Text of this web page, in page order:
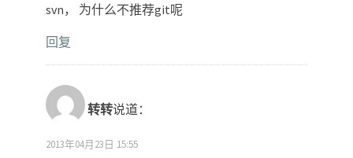
svn， 为什么不推荐git呢
回复
转转说道：
2013年04月23日 15:55